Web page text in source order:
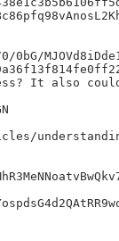
0bG/
It also